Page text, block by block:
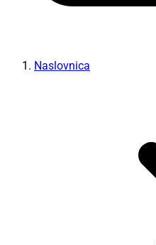
Naslovnica